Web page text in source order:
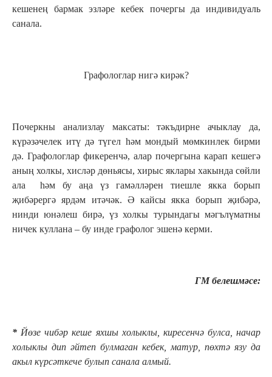
кешенең бармак эзләре кебек почергы да индивидуаль
санала.
Графологлар нигә кирәк?
Почеркны анализлау максаты: тәкъдирне ачыклау да,
күрәзәчелек итү дә түгел һәм мондый мөмкинлек бирми
дә. Графологлар фикеренчә, алар почергына карап кешегә
аның холкы, хисләр дөньясы, хирыс яклары хакында сөйли
ала һәм бу аңа үз гамәлләрен тиешле якка борып
җибәрергә ярдәм итәчәк. Ә кайсы якка борып җибәрә,
нинди юнәлеш бирә, үз холкы турындагы мәгълүматны
ничек куллана – бу инде графолог эшенә керми.
ГМ белешмәсе:
* Йөзе чибәр кеше яхшы холыклы, киресенчә булса, начар
холыклы дип әйтеп булмаган кебек, матур, пөхтә язу да
акыл күрсәткече булып санала алмый.